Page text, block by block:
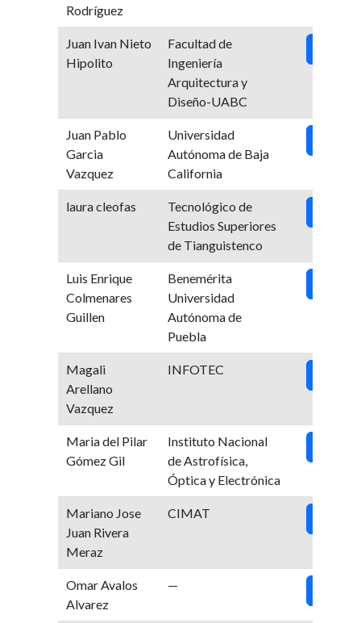
Rodríguez
Juan Ivan Nieto
Hipolito
Facultad de
Ingeniería
Arquitectura y
Diseño-UABC
Juan Pablo
Garcia
Vazquez
Universidad
Autónoma de Baja
California
laura cleofas
Tecnológico de
Estudios Superiores
de Tianguistenco
Luis Enrique
Colmenares
Guillen
Benemérita
Universidad
Autónoma de
Puebla
Magali
Arellano
Vazquez
INFOTEC
Maria del Pilar
Gómez Gil
Instituto Nacional
de Astrofísica,
Óptica y Electrónica
Mariano Jose
Juan Rivera
Meraz
CIMAT
Omar Avalos
Alvarez
—